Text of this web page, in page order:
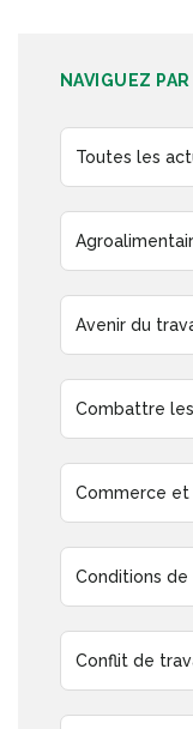
NAVIGUEZ
Toutes les
Avenir du
Combattre
Commerce et
Conditions
Conflit de